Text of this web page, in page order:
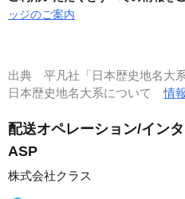
ッジのご案内
出典 平凡社「日本歴史地名大系
日本歴史地名大系について情
配送オペレーション/イン
ASP
株式会社クラス